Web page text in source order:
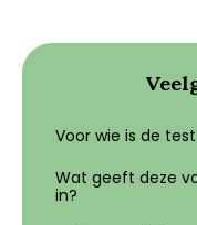
Voor wie is de
Wat geeft deze
in?